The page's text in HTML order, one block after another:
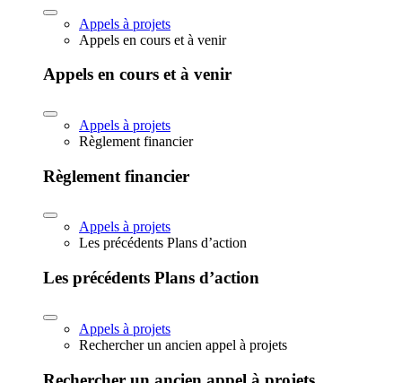
Appels à projets
Appels en cours et à venir
Appels en cours et à venir
Appels à projets
Règlement financier
Règlement financier
Appels à projets
Les précédents Plans d’action
Les précédents Plans d’action
Appels à projets
Rechercher un ancien appel à projets